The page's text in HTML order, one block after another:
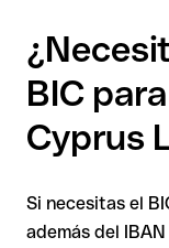
BIC
Cyprus
Si necesitas el
además del IBAN